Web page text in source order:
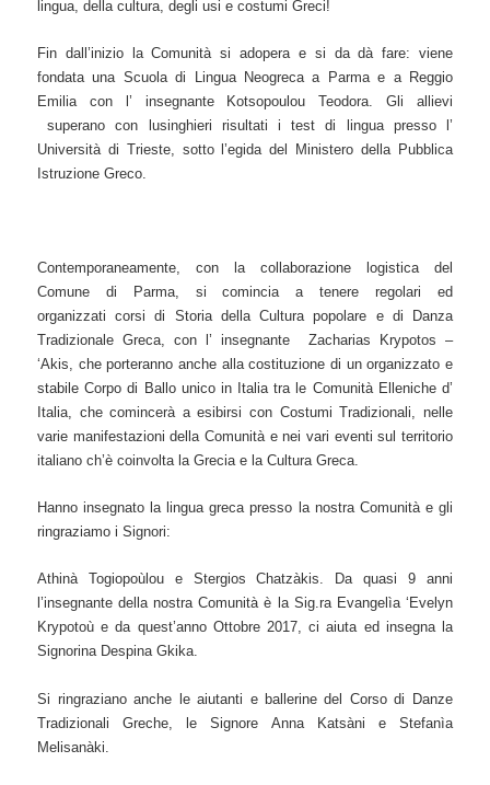
lingua, della cultura, degli usi e costumi Greci!
Fin dall’inizio la Comunità si adopera e si da dà fare: viene
fondata una Scuola di Lingua Neogreca a Parma e a Reggio
Emilia con l’ insegnante Kotsopoulou Teodora. Gli allievi
superano con lusinghieri risultati i test di lingua presso l’
Università di Trieste, sotto l’egida del Ministero della Pubblica
Istruzione Greco.
Contemporaneamente, con la collaborazione logistica del
Comune di Parma, si comincia a tenere regolari ed
organizzati corsi di Storia della Cultura popolare e di Danza
Tradizionale Greca, con l’ insegnante Zacharias Krypotos –
‘Akis, che porteranno anche alla costituzione di un organizzato e
stabile Corpo di Ballo unico in Italia tra le Comunità Elleniche d’
Italia, che comincerà a esibirsi con Costumi Tradizionali, nelle
varie manifestazioni della Comunità e nei vari eventi sul territorio
italiano ch’è coinvolta la Grecia e la Cultura Greca.
Hanno insegnato la lingua greca presso la nostra Comunità e gli
ringraziamo i Signori:
Athinà Togiopoùlou e Stergios Chatzàkis. Da quasi 9 anni
l’insegnante della nostra Comunità è la Sig.ra Evangelìa ‘Evelyn
Krypotoù e da quest’anno Ottobre 2017, ci aiuta ed insegna la
Signorina Despina Gkika.
Si ringraziano anche le aiutanti e ballerine del Corso di Danze
Tradizionali Greche, le Signore Anna Katsàni e Stefanìa
Melisanàki.